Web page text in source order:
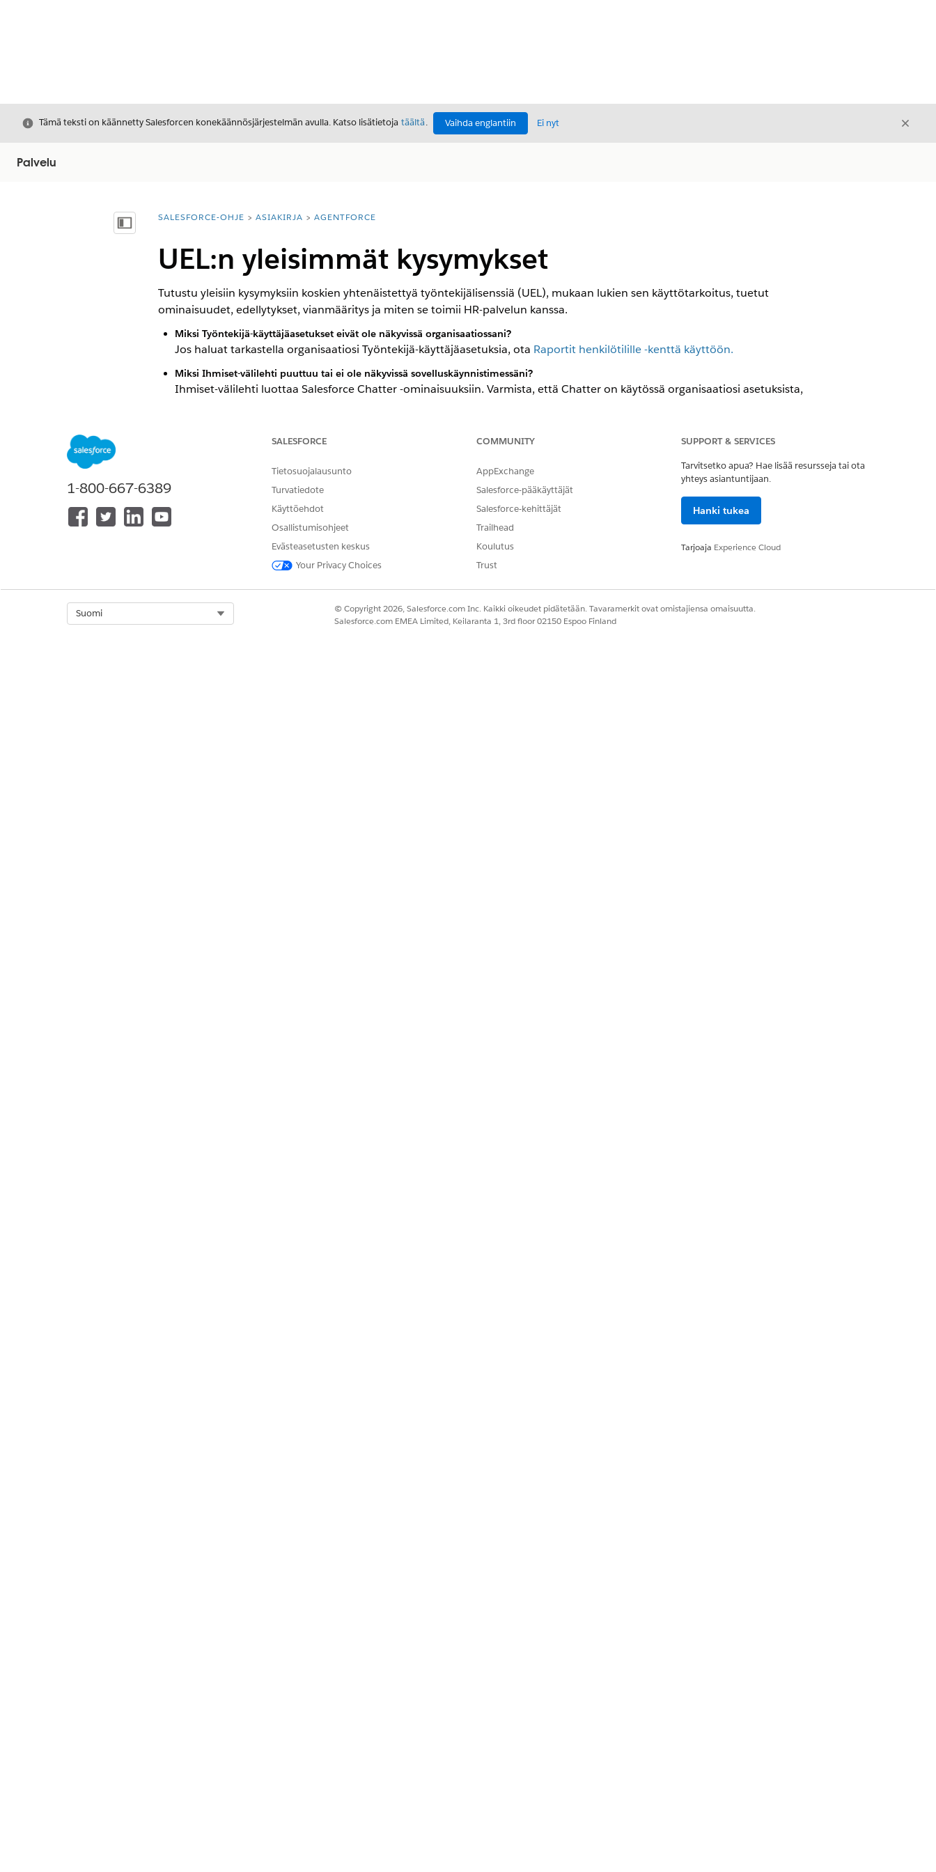
Sulje
Tämä teksti on käännetty Salesforcen konekäännösjärjestelmän avulla. Katso lisätietoja täältä. Vaihda englantiin Ei nyt Sulje
Palvelu
Näytä sisällysluettelo
Olet tässä:
SALESFORCE-OHJE ASIAKIRJA AGENTFORCE
UEL:n yleisimmät kysymykset
Tutustu yleisiin kysymyksiin koskien yhtenäistettyä työntekijälisenssiä (UEL), mukaan lukien sen käyttötarkoitus, tuetut
ominaisuudet, edellytykset, vianmääritys ja miten se toimii HR-palvelun kanssa.
Miksi Työntekijä-käyttäjäasetukset eivät ole näkyvissä organisaatiossani?
Jos haluat tarkastella organisaatiosi Työntekijä-käyttäjäasetuksia, ota Raportit henkilötilille -kenttä käyttöön.
Miksi Ihmiset-välilehti puuttuu tai ei ole näkyvissä sovelluskäynnistimessäni?
Ihmiset-välilehti luottaa Salesforce Chatter -ominaisuuksiin. Varmista, että Chatter on käytössä organisaatiosi asetuksista,
Ei, UEL-käyttäjät voivat lukea Knowledge ilman KnowledgeUser-lisäosalisenssiä, jos heillä on seuraavat kaksi käyttöoikeutta
RATKAISIKO TÄMÄ ARTIKKELI ONGELMASI?
1-800-667-6389
SALESFORCE
Tietosuojalausunto
Turvatiedote
Käyttöehdot
Osallistumisohjeet
Evästeasetusten keskus
Your Privacy Choices
COMMUNITY
AppExchange
Salesforce-pääkäyttäjät
Salesforce-kehittäjät
Trailhead
Koulutus
Trust
SUPPORT & SERVICES
Tarvitsetko apua? Hae lisää resursseja tai ota
yhteys asiantuntijaan.
Hanki tukea
Tarjoaja Experience Cloud
Suomi
© Copyright 2026, Salesforce.com Inc. Kaikki oikeudet pidätetään. Tavaramerkit ovat omistajiensa omaisuutta.
Salesforce.com EMEA Limited, Keilaranta 1, 3rd floor 02150 Espoo Finland